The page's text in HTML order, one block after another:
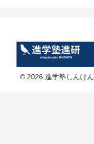
© 2026 進学塾しんけん.